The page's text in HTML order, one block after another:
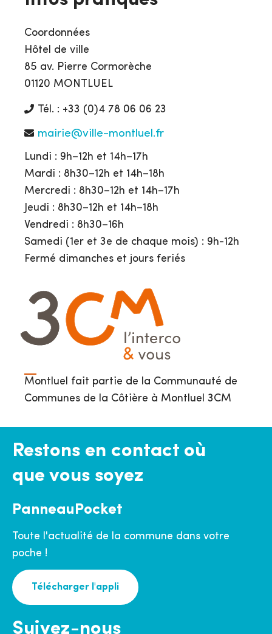
Coordonnées
Hôtel de ville
85 av. Pierre Cormorèche
01120 MONTLUEL
Tél. : +33 (0)4 78 06 06 23
mairie@ville-montluel.fr
Lundi : 9h–12h et 14h–17h
Mardi : 8h30–12h et 14h–18h
Mercredi : 8h30–12h et 14h–17h
Jeudi : 8h30–12h et 14h–18h
Vendredi : 8h30–16h
Samedi (1er et 3e de chaque mois) : 9h-12h
Fermé dimanches et jours feriés
Montluel fait partie de la Communauté de
Communes de la Côtière à Montluel 3CM
Restons en contact où
que vous soyez
PanneauPocket
Toute l'actualité de la commune dans votre
poche !
Télécharger l'appli
Suivez-nous